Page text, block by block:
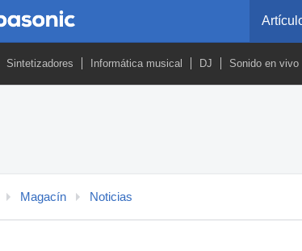
Sintetizadores Informática musical DJ Sonido en vivo
Magacín Noticias